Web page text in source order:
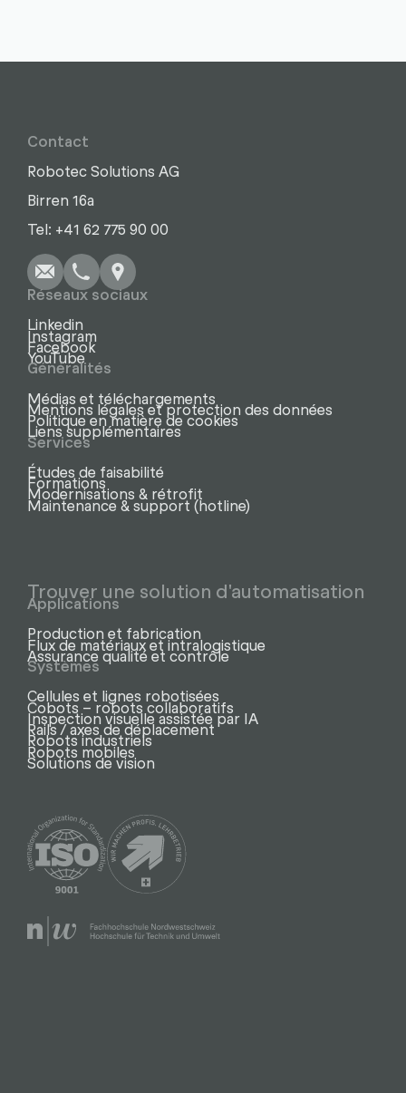
Contact
Robotec Solutions AG
Birren 16a
Tel: +41 62 775 90 00
Réseaux sociaux
Linkedin
Instagram
Facebook
YouTube
Généralités
Médias et téléchargements
Mentions légales et protection des données
Politique en matière de cookies
Liens supplémentaires
Services
Études de faisabilité
Formations
Modernisations & rétrofit
Maintenance & support (hotline)
Trouver une solution d'automatisation
Applications
Production et fabrication
Flux de matériaux et intralogistique
Assurance qualité et contrôle
Systèmes
Cellules et lignes robotisées
Cobots – robots collaboratifs
Inspection visuelle assistée par IA
Rails / axes de déplacement
Robots industriels
Robots mobiles
Solutions de vision